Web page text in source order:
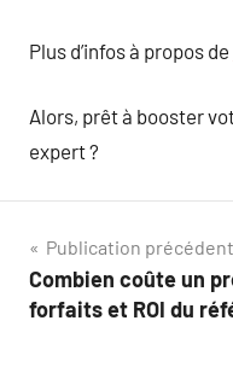
Plus d’infos à propos de
Alors, prêt à booster
expert ?
Navigation
de
Publication
Combien coûte un
forfaits et ROI du